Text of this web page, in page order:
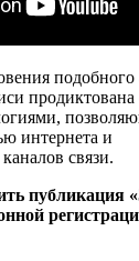
подобного
продиктована
интернета и
связи.
публикация